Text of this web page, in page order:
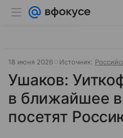
18 июня 2026 Источник:
Ушаков:
в ближайшее
посетят